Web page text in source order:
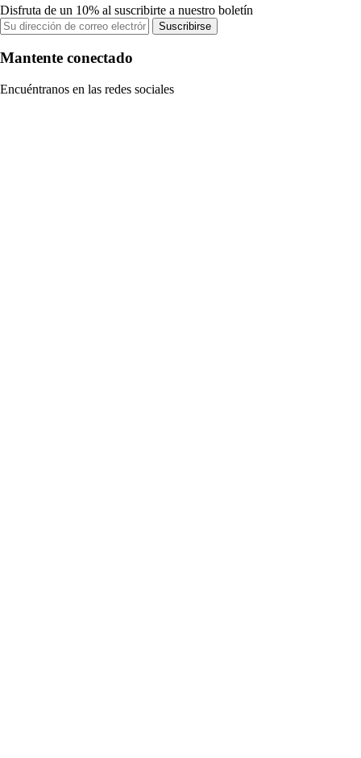
Disfruta de un 10% al suscribirte a nuestro boletín
Suscribirse
Mantente conectado
Encuéntranos en las redes sociales